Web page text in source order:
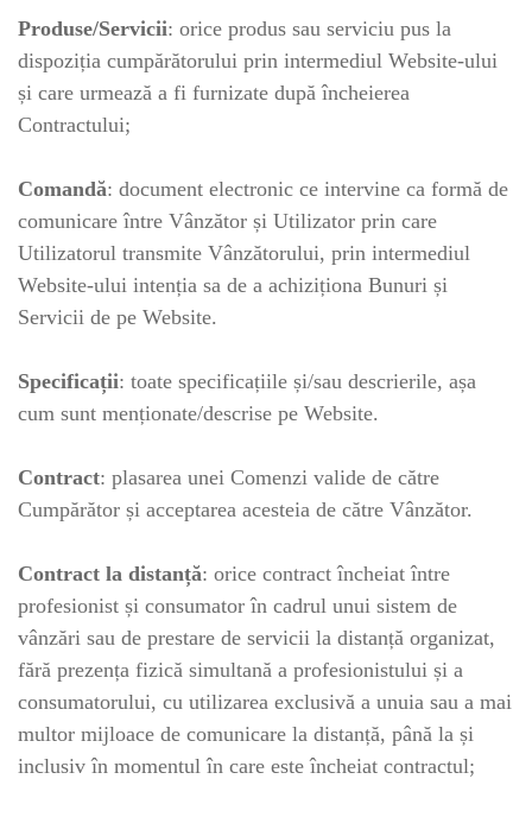
Produse/Servicii: orice produs sau serviciu pus la
dispoziția cumpărătorului prin intermediul Website-ului
și care urmează a fi furnizate după încheierea
Contractului;
Comandă: document electronic ce intervine ca formă de
comunicare între Vânzător și Utilizator prin care
Utilizatorul transmite Vânzătorului, prin intermediul
Website-ului intenția sa de a achiziționa Bunuri și
Servicii de pe Website.
Specificații: toate specificațiile și/sau descrierile, așa
cum sunt menționate/descrise pe Website.
Contract: plasarea unei Comenzi valide de către
Cumpărător și acceptarea acesteia de către Vânzător.
Contract la distanță: orice contract încheiat între
profesionist și consumator în cadrul unui sistem de
vânzări sau de prestare de servicii la distanță organizat,
fără prezența fizică simultană a profesionistului și a
consumatorului, cu utilizarea exclusivă a unuia sau a mai
multor mijloace de comunicare la distanță, până la și
inclusiv în momentul în care este încheiat contractul;